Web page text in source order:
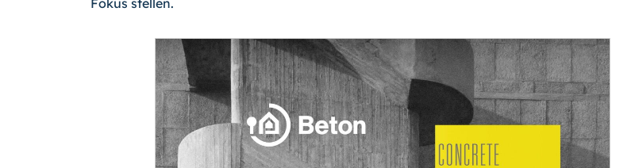
Fokus stellen.